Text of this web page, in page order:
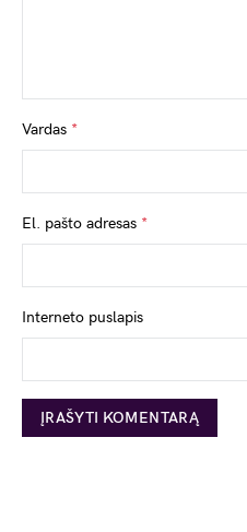
Vardas *
El. pašto adresas *
Interneto puslapis